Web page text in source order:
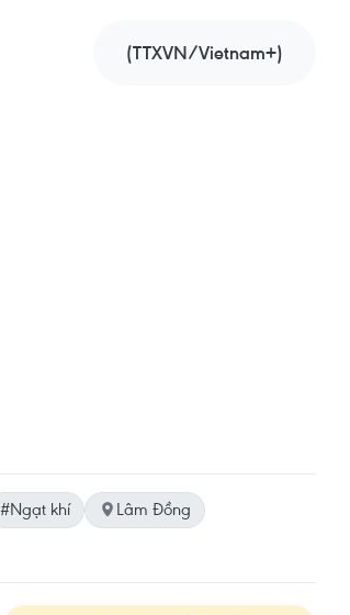
(TTXVN/Vietnam+)
#Ngạt khí
Lâm Đồng